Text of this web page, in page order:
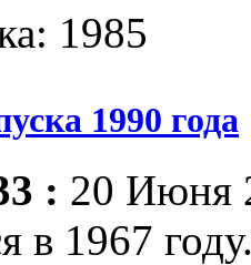
1985
1990 года
: 20 Июня
в 1967